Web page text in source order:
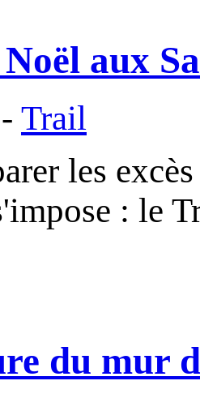
aux
Trail
les
: le
du mur